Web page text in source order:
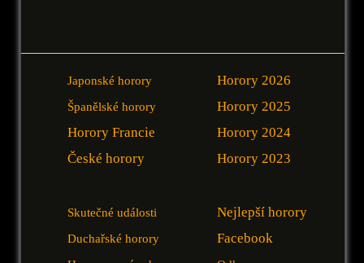
Japonské horory
Španělské horory
Horory Francie
České horory
Horory 2026
Horory 2025
Horory 2024
Horory 2023
Skutečné události
Duchařské horory
Nejlepší horory
Facebook